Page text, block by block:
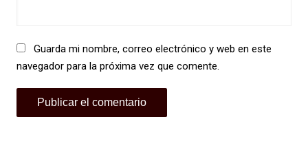
Guarda mi nombre, correo electrónico y web en este
navegador para la próxima vez que comente.